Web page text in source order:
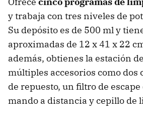
y trabaja con tres niveles de
Su depósito es de 500 ml y
aproximadas de 12 x 41 x 22
además, obtienes la estación
múltiples accesorios como dos
de repuesto, un filtro de
mando a distancia y cepillo de